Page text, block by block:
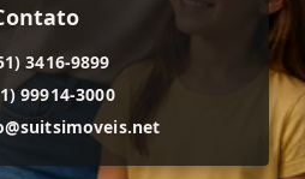
3416-9899
99914-3000